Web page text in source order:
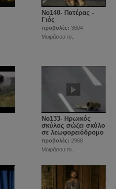
Νο140- Πατέρας -
Γιός
προβολές: 3604
Μοιράσου το..
No133- Ηρωικός
σκύλος σώζει σκύλο
σε λεωφορειόδρομο
προβολές: 2968
Μοιράσου το..